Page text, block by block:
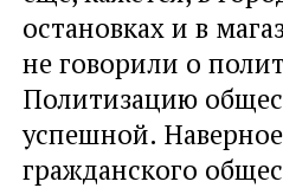
остановках и в
не говорили о
Политизацию
успешной.
гражданского